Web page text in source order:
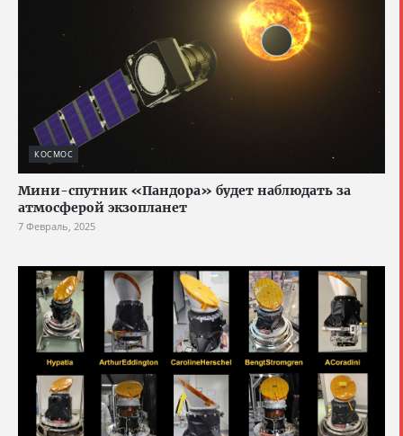
КОСМОС
Мини-спутник «Пандора» будет наблюдать за
атмосферой экзопланет
7 Февраль, 2025